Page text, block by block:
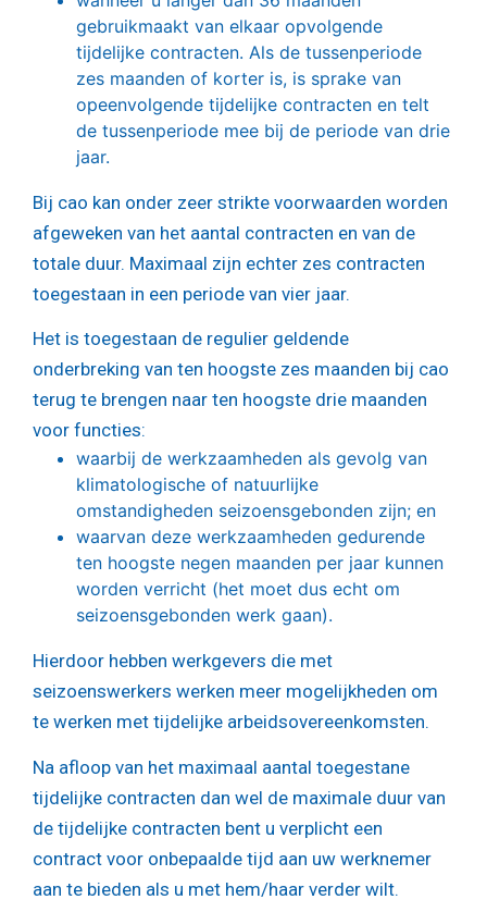
gebruikmaakt van elkaar opvolgende
tijdelijke contracten. Als de tussenperiode
zes maanden of korter is, is sprake van
opeenvolgende tijdelijke contracten en telt
de tussenperiode mee bij de periode van drie
jaar.
Bij cao kan onder zeer strikte voorwaarden worden
afgeweken van het aantal contracten en van de
totale duur. Maximaal zijn echter zes contracten
toegestaan in een periode van vier jaar.
Het is toegestaan de regulier geldende
onderbreking van ten hoogste zes maanden bij cao
terug te brengen naar ten hoogste drie maanden
voor functies:
waarbij de werkzaamheden als gevolg van
klimatologische of natuurlijke
omstandigheden seizoensgebonden zijn; en
waarvan deze werkzaamheden gedurende
ten hoogste negen maanden per jaar kunnen
worden verricht (het moet dus echt om
seizoensgebonden werk gaan).
Hierdoor hebben werkgevers die met
seizoenswerkers werken meer mogelijkheden om
te werken met tijdelijke arbeidsovereenkomsten.
Na afloop van het maximaal aantal toegestane
tijdelijke contracten dan wel de maximale duur van
de tijdelijke contracten bent u verplicht een
contract voor onbepaalde tijd aan uw werknemer
aan te bieden als u met hem/haar verder wilt.